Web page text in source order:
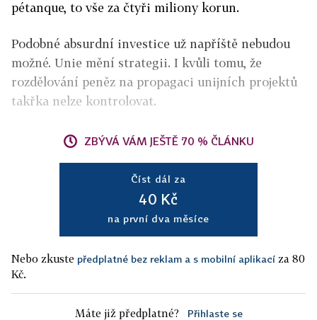
pétanque, to vše za čtyři miliony korun.
Podobné absurdní investice už napříště nebudou
možné. Unie mění strategii. I kvůli tomu, že
rozdělování peněz na propagaci unijních projektů
takřka nelze kontrolovat.
ZBÝVÁ VÁM JEŠTĚ 70 % ČLÁNKU
Číst dál za
40 Kč
na první dva měsíce
Nebo zkuste předplatné bez reklam a s mobilní aplikací za 80
Kč.
Máte již předplatné? Přihlaste se